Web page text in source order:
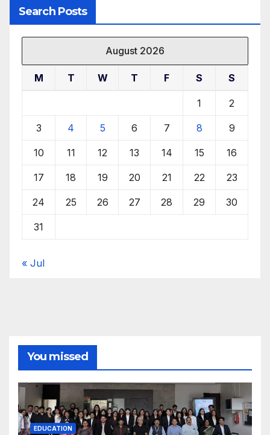
Search Posts
August 2026
M T W T F S S
1 2
3 4 5 6 7 8 9
10 11 12 13 14 15 16
17 18 19 20 21 22 23
24 25 26 27 28 29 30
31
« Jul
You missed
EDUCATION